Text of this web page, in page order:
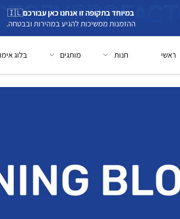
במיוחד בתקופה זו אנחנו כאן עבורכם🇮🇱
ההזמנות ממשיכות להגיע במהירות ובבטחה.
מותגים בלוג אימונים